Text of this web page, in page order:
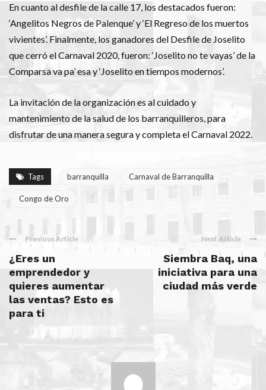
En cuanto al desfile de la calle 17, los destacados fueron:
‘Angelitos Negros de Palenque’ y ‘El Regreso de los muertos
vivientes’. Finalmente, los ganadores del Desfile de Joselito
que cerró el Carnaval 2020, fueron: ‘Joselito no te vayas’ de la
Comparsa va pa’ esa y ‘Joselito en tiempos modernos’.
La invitación de la organización es al cuidado y
mantenimiento de la salud de los barranquilleros, para
disfrutar de una manera segura y completa el Carnaval 2022.
Tags barranquilla Carnaval de Barranquilla
Congo de Oro
Previous Article
¿Eres un
emprendedor y
quieres aumentar
las ventas? Esto es
para ti
Next Article
Siembra Baq, una
iniciativa para una
ciudad más verde